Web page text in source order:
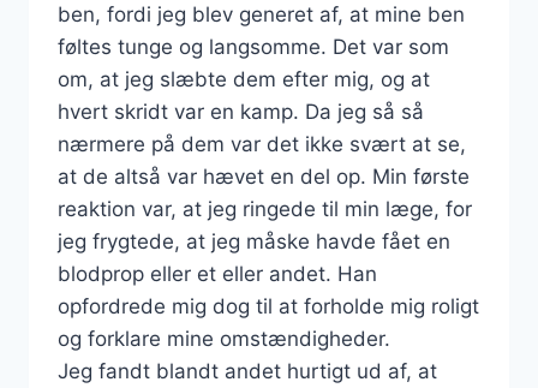
ben, fordi jeg blev generet af, at mine ben
føltes tunge og langsomme. Det var som
om, at jeg slæbte dem efter mig, og at
hvert skridt var en kamp. Da jeg så så
nærmere på dem var det ikke svært at se,
at de altså var hævet en del op. Min første
reaktion var, at jeg ringede til min læge, for
jeg frygtede, at jeg måske havde fået en
blodprop eller et eller andet. Han
opfordrede mig dog til at forholde mig roligt
og forklare mine omstændigheder.
Jeg fandt blandt andet hurtigt ud af, at